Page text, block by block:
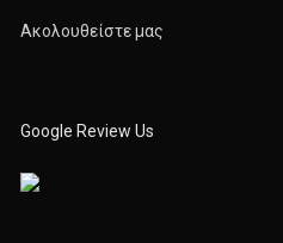
Ακολουθείστε μας
Google Review Us